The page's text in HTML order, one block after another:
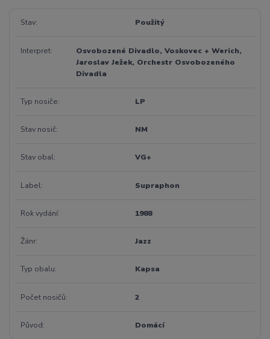
Stav Použitý
Interpret
Osvobozené Divadlo, Voskovec + Werich,
Jaroslav Ježek, Orchestr Osvobozeného
Divadla
Typ nosiče LP
Stav nosič NM
Stav obal VG+
Label Supraphon
Rok vydání 1988
Žánr Jazz
Typ obalu Kapsa
Počet nosičů 2
Původ Domácí